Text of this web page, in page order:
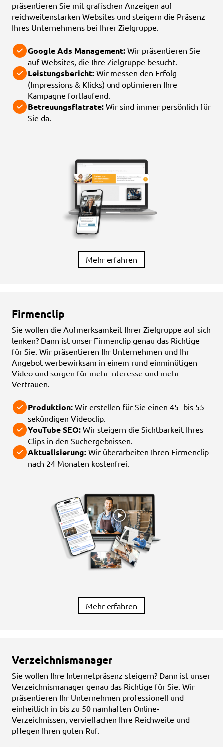
präsentieren Sie mit grafischen Anzeigen auf
reichweitenstarken Websites und steigern die Präsenz
Ihres Unternehmens bei Ihrer Zielgruppe.
Google Ads Management: Wir präsentieren Sie
auf Websites, die Ihre Zielgruppe besucht.
Leistungsbericht: Wir messen den Erfolg
(Impressions & Klicks) und optimieren Ihre
Kampagne fortlaufend.
Betreuungsflatrate: Wir sind immer persönlich für
Sie da.
Mehr erfahren
Firmenclip
Sie wollen die Aufmerksamkeit Ihrer Zielgruppe auf sich
lenken? Dann ist unser Firmenclip genau das Richtige
für Sie. Wir präsentieren Ihr Unternehmen und Ihr
Angebot werbewirksam in einem rund einminütigen
Video und sorgen für mehr Interesse und mehr
Vertrauen.
Produktion: Wir erstellen für Sie einen 45- bis 55-
sekündigen Videoclip.
YouTube SEO: Wir steigern die Sichtbarkeit Ihres
Clips in den Suchergebnissen.
Aktualisierung: Wir überarbeiten Ihren Firmenclip
nach 24 Monaten kostenfrei.
Mehr erfahren
Verzeichnismanager
Sie wollen Ihre Internetpräsenz steigern? Dann ist unser
Verzeichnismanager genau das Richtige für Sie. Wir
präsentieren Ihr Unternehmen professionell und
einheitlich in bis zu 50 namhaften Online-
Verzeichnissen, vervielfachen Ihre Reichweite und
pflegen Ihren guten Ruf.